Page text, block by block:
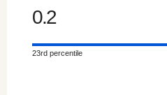
0.2
23rd percentile